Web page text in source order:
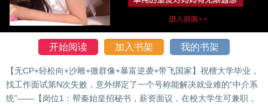
开始阅读 加入书架 我的书架
【无CP+轻松向+沙雕+微群像+暴富逆袭+带飞国家】祝檀大学毕业，
找工作面试第N次失败，意外绑定了一个号称能解决就业难的“中介系
统”——【岗位1：帮秦始皇招秘书，薪资面议，在校大学生可兼职，